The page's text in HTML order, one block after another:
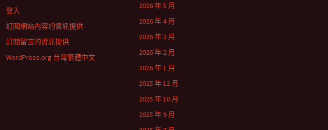
2026 年 5 月
2026 年 4 月
2026 年 3 月
2026 年 2 月
2026 年 1 月
2025 年 12 月
2025 年 10 月
2025 年 9 月
登入
訂閱網站內容的資訊提供
訂閱留言的資訊提供
WordPress.org 台灣繁體中文